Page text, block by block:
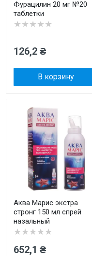
Фурацилин 20 мг №20
таблетки
★★★★★
126,2 ₴
В корзину
Аква Марис экстра
стронг 150 мл спрей
назальный
★★★★★
652,1 ₴